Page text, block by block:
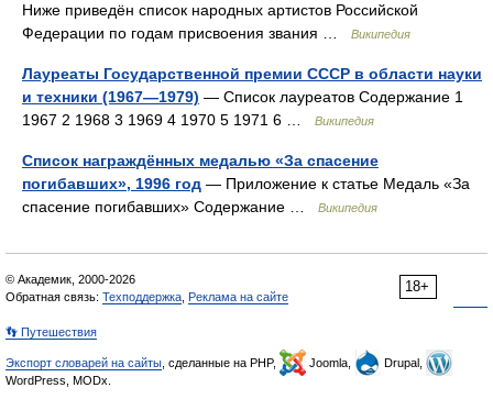
Ниже приведён список народных артистов Российской
Федерации по годам присвоения звания …
Википедия
Лауреаты Государственной премии СССР в области науки
и техники (1967—1979) — Список лауреатов Содержание 1
1967 2 1968 3 1969 4 1970 5 1971 6 …
Википедия
Список награждённых медалью «За спасение
погибавших», 1996 год — Приложение к статье Медаль «За
спасение погибавших» Содержание …
Википедия
18+
© Академик, 2000-2026
Обратная связь: Техподдержка Реклама на сайте
👣 Путешествия
Экспорт словарей на сайты , сделанные на PHP, Joomla,
Drupal,
WordPress, MODx.